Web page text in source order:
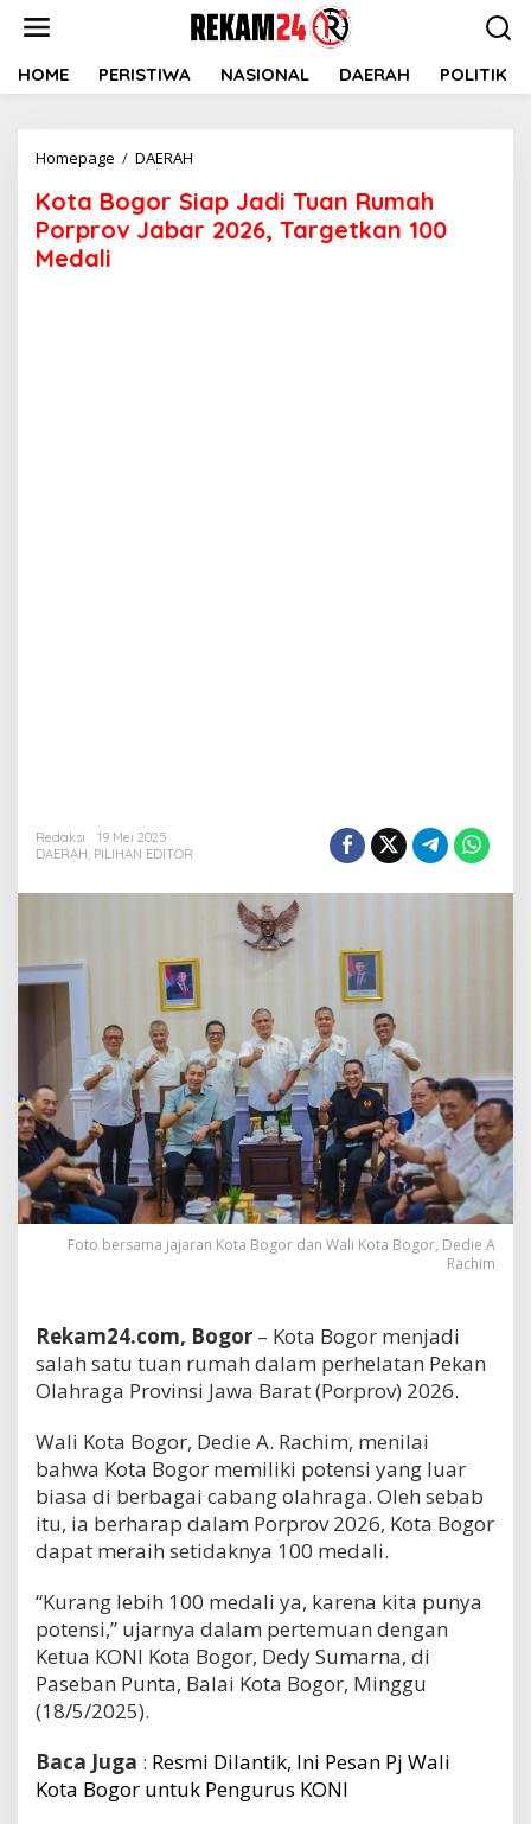
HOME PERISTIWA NASIONAL DAERAH POLITIK
Homepage / DAERAH
Siap
Jadi
Kota Bogor Siap Jadi Tuan Rumah
Porprov Jabar 2026, Targetkan 100
Medali
Redaksi
19 Mei 2025
DAERAH, PILIHAN EDITOR
Foto bersama jajaran Kota Bogor dan Wali Kota Bogor, Dedie A
Rachim
Rekam24.com, Bogor – Kota Bogor menjadi
salah satu tuan rumah dalam perhelatan Pekan
Olahraga Provinsi Jawa Barat (Porprov) 2026.
Wali Kota Bogor, Dedie A. Rachim, menilai
bahwa Kota Bogor memiliki potensi yang luar
biasa di berbagai cabang olahraga. Oleh sebab
itu, ia berharap dalam Porprov 2026, Kota Bogor
dapat meraih setidaknya 100 medali.
“Kurang lebih 100 medali ya, karena kita punya
potensi,” ujarnya dalam pertemuan dengan
Ketua KONI Kota Bogor, Dedy Sumarna, di
Paseban Punta, Balai Kota Bogor, Minggu
(18/5/2025).
Baca Juga : Resmi Dilantik, Ini Pesan Pj Wali
Kota Bogor untuk Pengurus KONI